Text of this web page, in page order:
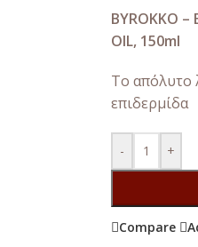
BYROKKO –
OIL, 150ml
Το απόλυτο
επιδερμίδα
- +
Compare